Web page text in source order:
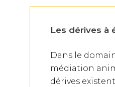
Les dérives à
Dans le
médiation
dérives